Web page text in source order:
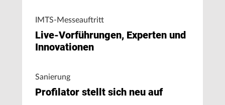
IMTS-Messeauftritt
Live-Vorführungen, Experten und
Innovationen
Sanierung
Profilator stellt sich neu auf